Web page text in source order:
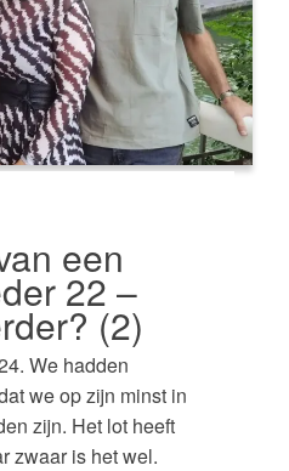
een
22 –
(2)
We hadden
we op zijn minst in
zijn. Het lot heeft
zwaar is het wel.